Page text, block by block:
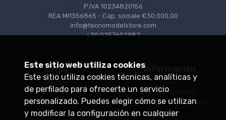
P.IVA 10234820156
REA MI1356865 - Cap. sociale €30.000,00
info@tecnomodelstore.com
+39 0257602982
Legal
Cookies
Condiciones de venta
Información
Puntos de venta
Conviértase en distribuidor
Este sitio web utiliza cookies
Este sitio utiliza cookies técnicas, analíticas y
de perfilado para ofrecerte un servicio
personalizado. Puedes elegir cómo se utilizan
y modificar la configuración en cualquier